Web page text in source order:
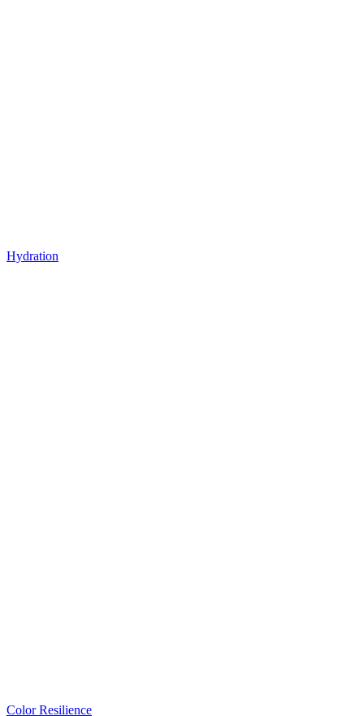
Hydration
Color Resilience